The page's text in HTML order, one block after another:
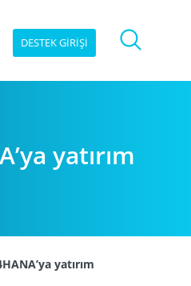
DESTEK GİRİŞİ
yatırım
yatırım